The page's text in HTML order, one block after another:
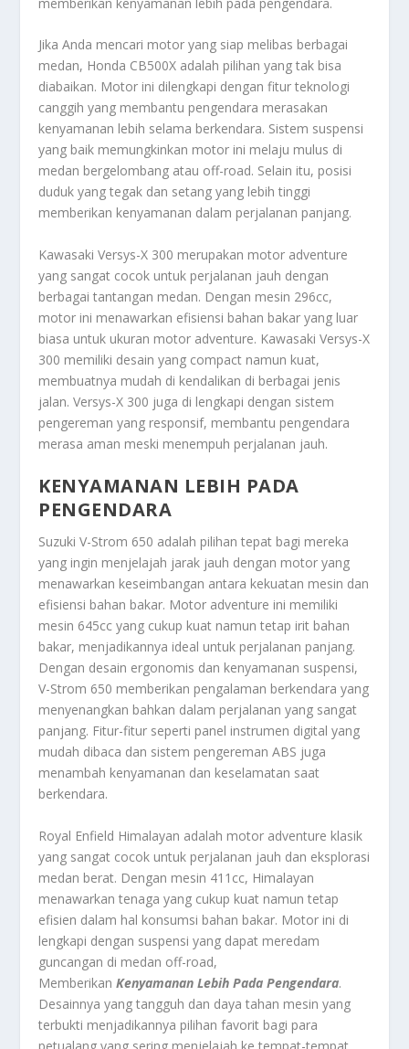
Jika Anda mencari motor yang siap melibas berbagai
medan, Honda CB500X adalah pilihan yang tak bisa
diabaikan. Motor ini dilengkapi dengan fitur teknologi
canggih yang membantu pengendara merasakan
kenyamanan lebih selama berkendara. Sistem suspensi
yang baik memungkinkan motor ini melaju mulus di
medan bergelombang atau off-road. Selain itu, posisi
duduk yang tegak dan setang yang lebih tinggi
memberikan kenyamanan dalam perjalanan panjang.
Kawasaki Versys-X 300 merupakan motor adventure
yang sangat cocok untuk perjalanan jauh dengan
berbagai tantangan medan. Dengan mesin 296cc,
motor ini menawarkan efisiensi bahan bakar yang luar
biasa untuk ukuran motor adventure. Kawasaki Versys-X
300 memiliki desain yang compact namun kuat,
membuatnya mudah di kendalikan di berbagai jenis
jalan. Versys-X 300 juga di lengkapi dengan sistem
pengereman yang responsif, membantu pengendara
merasa aman meski menempuh perjalanan jauh.
KENYAMANAN LEBIH PADA
PENGENDARA
Suzuki V-Strom 650 adalah pilihan tepat bagi mereka
yang ingin menjelajah jarak jauh dengan motor yang
menawarkan keseimbangan antara kekuatan mesin dan
efisiensi bahan bakar. Motor adventure ini memiliki
mesin 645cc yang cukup kuat namun tetap irit bahan
bakar, menjadikannya ideal untuk perjalanan panjang.
Dengan desain ergonomis dan kenyamanan suspensi,
V-Strom 650 memberikan pengalaman berkendara yang
menyenangkan bahkan dalam perjalanan yang sangat
panjang. Fitur-fitur seperti panel instrumen digital yang
mudah dibaca dan sistem pengereman ABS juga
menambah kenyamanan dan keselamatan saat
berkendara.
Royal Enfield Himalayan adalah motor adventure klasik
yang sangat cocok untuk perjalanan jauh dan eksplorasi
medan berat. Dengan mesin 411cc, Himalayan
menawarkan tenaga yang cukup kuat namun tetap
efisien dalam hal konsumsi bahan bakar. Motor ini di
lengkapi dengan suspensi yang dapat meredam
guncangan di medan off-road,
MemberikanKenyamanan Lebih Pada Pengendara.
Desainnya yang tangguh dan daya tahan mesin yang
terbukti menjadikannya pilihan favorit bagi para
petualang yang sering menjelajah ke tempat-tempat